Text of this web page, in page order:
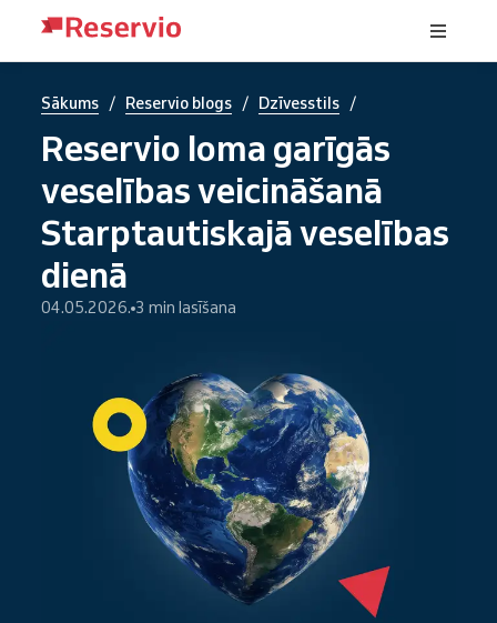
Sākums / Reservio blogs / Dzīvesstils /
Reservio loma garīgās
veselības veicināšanā
Starptautiskajā veselības
dienā
04.05.2026. 3 min lasīšana